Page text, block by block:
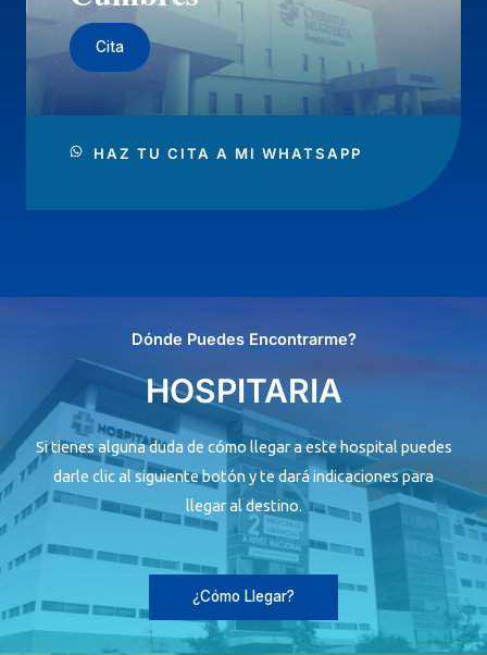
Cita
HAZ TU CITA A MI WHATSAPP
Dónde Puedes Encontrarme?
HOSPITARIA
Si tienes alguna duda de cómo llegar a este hospital puedes
darle clic al siguiente botón y te dará indicaciones para
llegar al destino.
¿Cómo Llegar?